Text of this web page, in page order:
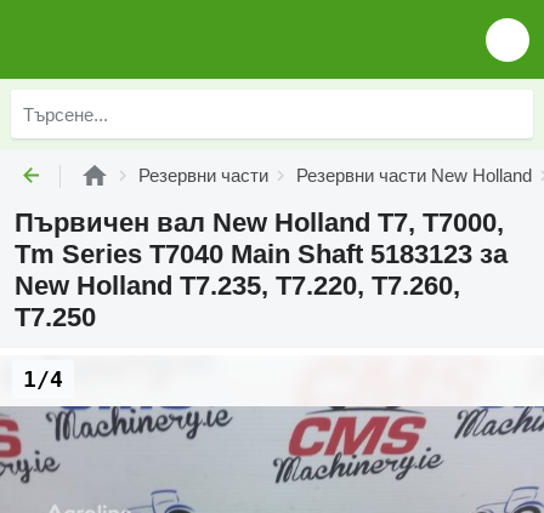
Резервни части Резервни части New Holland
Първичен вал New Holland T7, T7000,
Tm Series T7040 Main Shaft 5183123 за
New Holland T7.235, T7.220, T7.260,
T7.250
1/4